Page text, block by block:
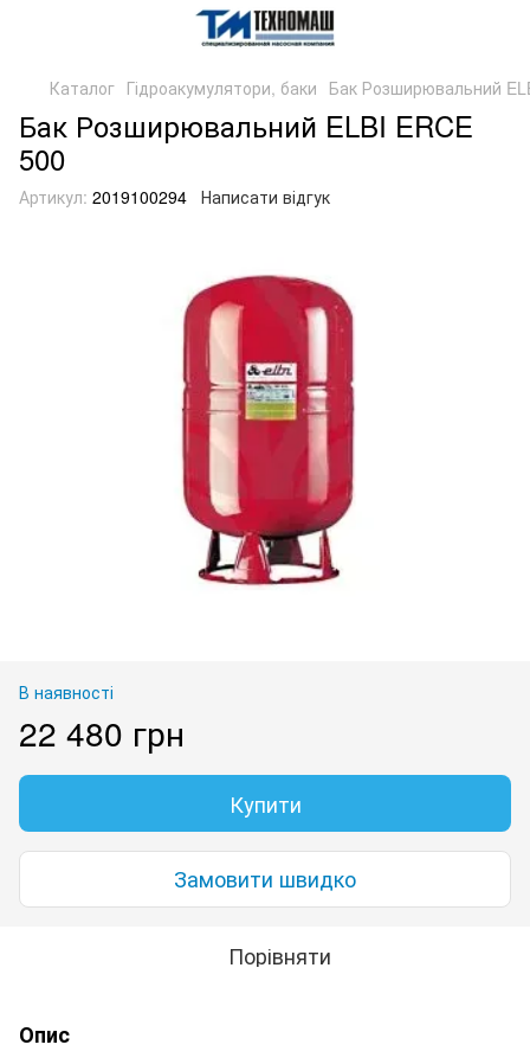
Каталог Гідроакумулятори, баки Бак Розширювальний
Бак Розширювальний ELBI ERCE
500
Артикул: 2019100294 Написати відгук
В наявності
22 480 грн
Купити
Замовити швидко
Порівняти
Опис